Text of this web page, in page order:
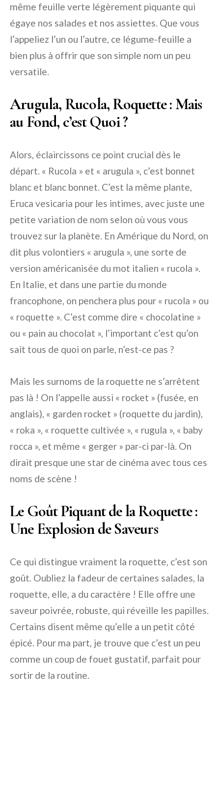
même feuille verte légèrement piquante qui
égaye nos salades et nos assiettes. Que vous
l’appeliez l’un ou l’autre, ce légume-feuille a
bien plus à offrir que son simple nom un peu
versatile.
Arugula, Rucola, Roquette : Mais
au Fond, c’est Quoi ?
Alors, éclaircissons ce point crucial dès le
départ. « Rucola » et « arugula », c’est bonnet
blanc et blanc bonnet. C’est la même plante,
Eruca vesicaria pour les intimes, avec juste une
petite variation de nom selon où vous vous
trouvez sur la planète. En Amérique du Nord, on
dit plus volontiers « arugula », une sorte de
version américanisée du mot italien « rucola ».
En Italie, et dans une partie du monde
francophone, on penchera plus pour « rucola » ou
« roquette ». C’est comme dire « chocolatine »
ou « pain au chocolat », l’important c’est qu’on
sait tous de quoi on parle, n’est-ce pas ?
Mais les surnoms de la roquette ne s’arrêtent
pas là ! On l’appelle aussi « rocket » (fusée, en
anglais), « garden rocket » (roquette du jardin),
« roka », « roquette cultivée », « rugula », « baby
rocca », et même « gerger » par-ci par-là. On
dirait presque une star de cinéma avec tous ces
noms de scène !
Le Goût Piquant de la Roquette :
Une Explosion de Saveurs
Ce qui distingue vraiment la roquette, c’est son
goût. Oubliez la fadeur de certaines salades, la
roquette, elle, a du caractère ! Elle offre une
saveur poivrée, robuste, qui réveille les papilles.
Certains disent même qu’elle a un petit côté
épicé. Pour ma part, je trouve que c’est un peu
comme un coup de fouet gustatif, parfait pour
sortir de la routine.